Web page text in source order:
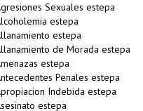
Sexuales estepa
estepa
estepa
de Morada estepa
estepa
Penales estepa
Indebida estepa
estepa